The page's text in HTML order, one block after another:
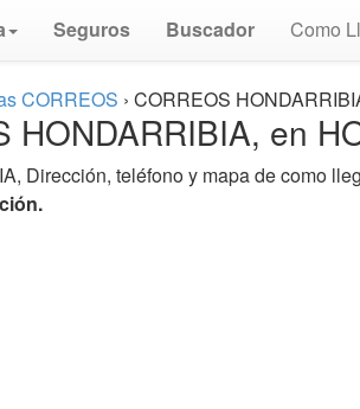
Seguros Buscador Como
CORREOS › CORREOS
HONDARRIBIA, en
Dirección, teléfono y mapa de como